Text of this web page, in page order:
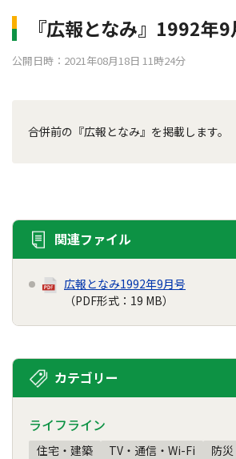
『広報となみ』1992年
公開日時：2021年08月18日 11時24分
合併前の『広報となみ』を掲載します。
関連ファイル
広報となみ1992年9月号
（PDF形式：19 MB）
カテゴリー
ライフライン
住宅・建築 TV・通信・Wi-Fi 防